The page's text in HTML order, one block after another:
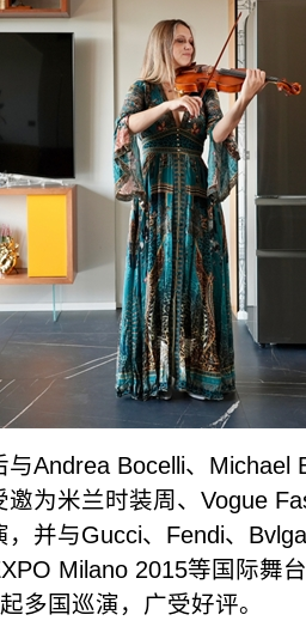
Andrea Bocelli、Michael
邀为米兰时装周、Vogue
并与Gucci、Fendi、
Milano 2015等国际舞
多国巡演，广受好评。